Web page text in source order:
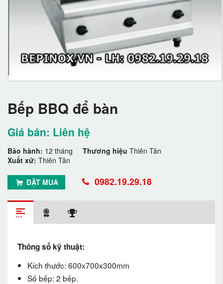
Bếp BBQ để bàn
Giá bán: Liên hệ
Bảo hành: 12 tháng Thương hiệu Thiên Tân
Xuất xứ: Thiên Tân
ĐẶT MUA 0982.19.29.18
Thông số kỹ thuật:
Kích thước: 600x700x300mm
Số bếp: 2 bếp.